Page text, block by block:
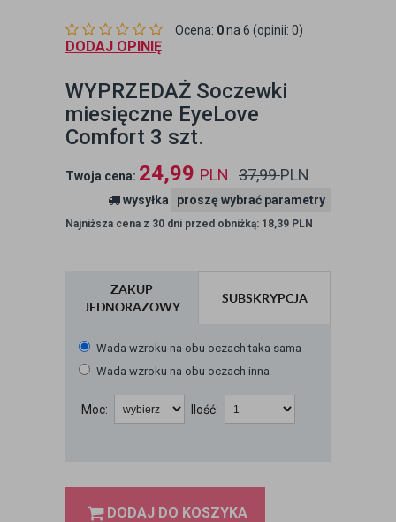
Ocena: 0na 6 (opinii: 0)
DODAJ OPINIĘ
WYPRZEDAŻ Soczewki
miesięczne EyeLove
Comfort 3 szt.
Twoja cena: 24,99 PLN 37,99PLN
wysyłka proszę wybrać parametry
Najniższa cena z 30 dni przed obniżką: 18,39 PLN
ZAKUP
JEDNORAZOWY
SUBSKRYPCJA
Wada wzroku na obu oczach taka sama
Wada wzroku na obu oczach inna
Moc: Ilość:
DODAJ DO KOSZYKA